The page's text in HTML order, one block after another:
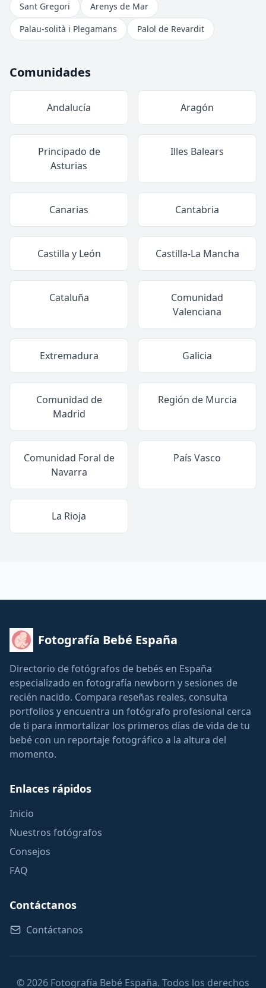
Sant Gregori
Arenys de Mar
Palau-solità i Plegamans
Palol de Revardit
Comunidades
Andalucía Aragón
Principado de
Asturias
Illes Balears
Canarias Cantabria
Castilla y León Castilla-La Mancha
Cataluña
Comunidad
Valenciana
Extremadura Galicia
Comunidad de
Madrid
Región de Murcia
Comunidad Foral de
Navarra
País Vasco
La Rioja
Fotografía Bebé España
Directorio de fotógrafos de bebés en España
especializado en fotografía newborn y sesiones de
recién nacido. Compara reseñas reales, consulta
portfolios y encuentra un fotógrafo profesional cerca
de ti para inmortalizar los primeros días de vida de tu
bebé con un reportaje fotográfico a la altura del
momento.
Enlaces rápidos
Inicio
Nuestros fotógrafos
Consejos
FAQ
Contáctanos
Contáctanos
© 2026 Fotografía Bebé España. Todos los derechos